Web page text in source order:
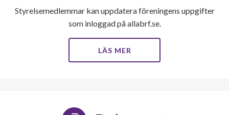
Styrelsemedlemmar kan uppdatera föreningens uppgifter
som inloggad på allabrf.se.
LÄS MER